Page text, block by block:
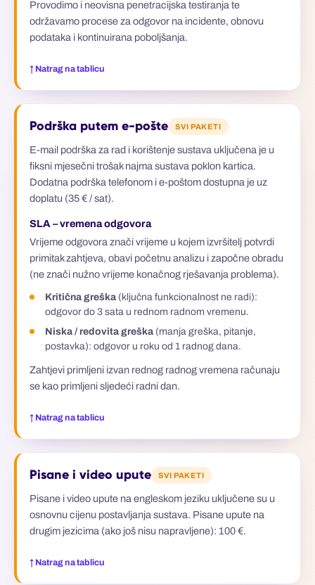
Provodimo i neovisna penetracijska testiranja te
održavamo procese za odgovor na incidente, obnovu
podataka i kontinuirana poboljšanja.
↑ Natrag na tablicu
Podrška putem e-pošte SVI PAKETI
E-mail podrška za rad i korištenje sustava uključena je u
fiksni mjesečni trošak najma sustava poklon kartica.
Dodatna podrška telefonom i e-poštom dostupna je uz
doplatu (35 € / sat).
SLA – vremena odgovora
Vrijeme odgovora znači vrijeme u kojem izvršitelj potvrdi
primitak zahtjeva, obavi početnu analizu i započne obradu
(ne znači nužno vrijeme konačnog rješavanja problema).
Kritična greška (ključna funkcionalnost ne radi):
odgovor do 3 sata u rednom radnom vremenu.
Niska / redovita greška (manja greška, pitanje,
postavka): odgovor u roku od 1 radnog dana.
Zahtjevi primljeni izvan rednog radnog vremena računaju
se kao primljeni sljedeći radni dan.
↑ Natrag na tablicu
Pisane i video upute SVI PAKETI
Pisane i video upute na engleskom jeziku uključene su u
osnovnu cijenu postavljanja sustava. Pisane upute na
drugim jezicima (ako još nisu napravljene): 100 €.
↑ Natrag na tablicu